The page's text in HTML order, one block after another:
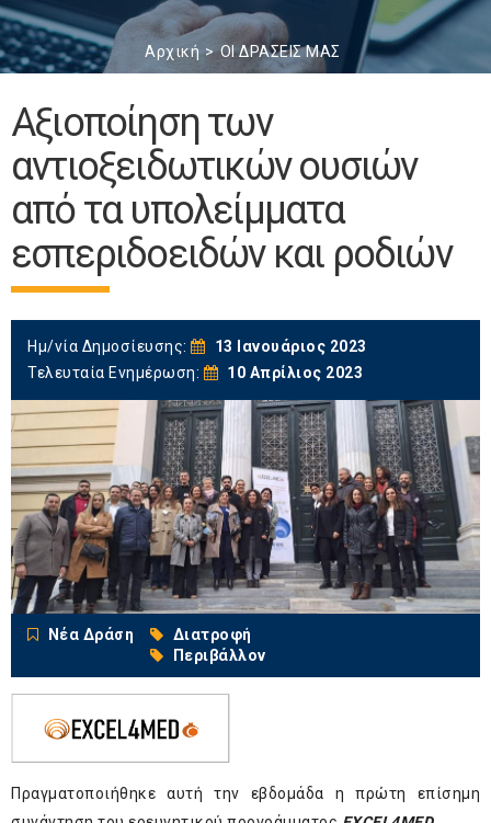
Αρχική ΟΙ ΔΡΑΣΕΙΣ ΜΑΣ
Αξιοποίηση των
αντιοξειδωτικών ουσιών
από τα υπολείμματα
εσπεριδοειδών και ροδιών
Ημ/νία Δημοσίευσης:
13 Ιανουάριος 2023
Τελευταία Ενημέρωση:
10 Απρίλιος 2023
Νέα Δράση
Διατροφή
Περιβάλλον
Πραγματοποιήθηκε αυτή την εβδομάδα η πρώτη επίσημη